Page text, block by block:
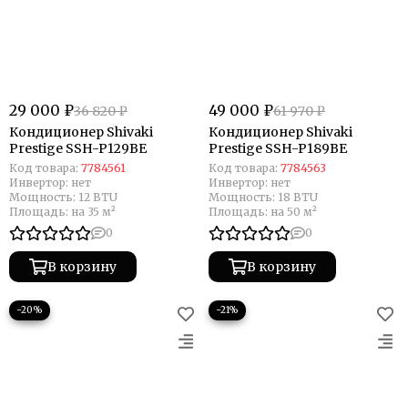
29 000 ₽36 820 ₽
Кондиционер Shivaki
Prestige SSH-P129BE
Код товара: 7784561
Инвертор: нет
Мощность: 12 BTU
Площадь: на 35 м²
0
В корзину
49 000 ₽61 970 ₽
Кондиционер Shivaki
Prestige SSH-P189BE
Код товара: 7784563
Инвертор: нет
Мощность: 18 BTU
Площадь: на 50 м²
0
В корзину
−20% −21%